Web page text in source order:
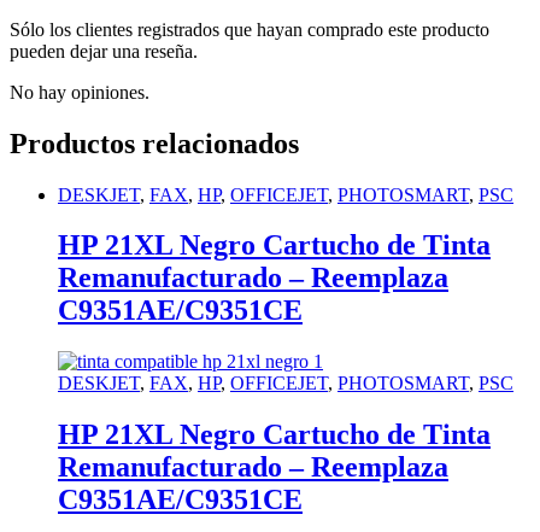
Sólo los clientes registrados que hayan comprado este producto
pueden dejar una reseña.
No hay opiniones.
Productos relacionados
DESKJET, FAX, HP, OFFICEJET, PHOTOSMART, PSC
HP 21XL Negro Cartucho de Tinta
Remanufacturado – Reemplaza
C9351AE/C9351CE
DESKJET, FAX, HP, OFFICEJET, PHOTOSMART, PSC
HP 21XL Negro Cartucho de Tinta
Remanufacturado – Reemplaza
C9351AE/C9351CE